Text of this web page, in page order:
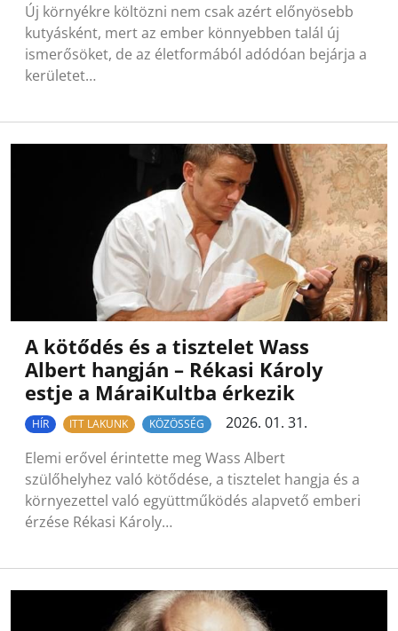
Új környékre költözni nem csak azért előnyösebb
kutyásként, mert az ember könnyebben talál új
ismerősöket, de az életformából adódóan bejárja a
kerületet…
A kötődés és a tisztelet Wass
Albert hangján – Rékasi Károly
estje a MáraiKultba érkezik
HÍR ITT LAKUNK KÖZÖSSÉG
2026. 01. 31.
Elemi erővel érintette meg Wass Albert
szülőhelyhez való kötődése, a tisztelet hangja és a
környezettel való együttműködés alapvető emberi
érzése Rékasi Károly…